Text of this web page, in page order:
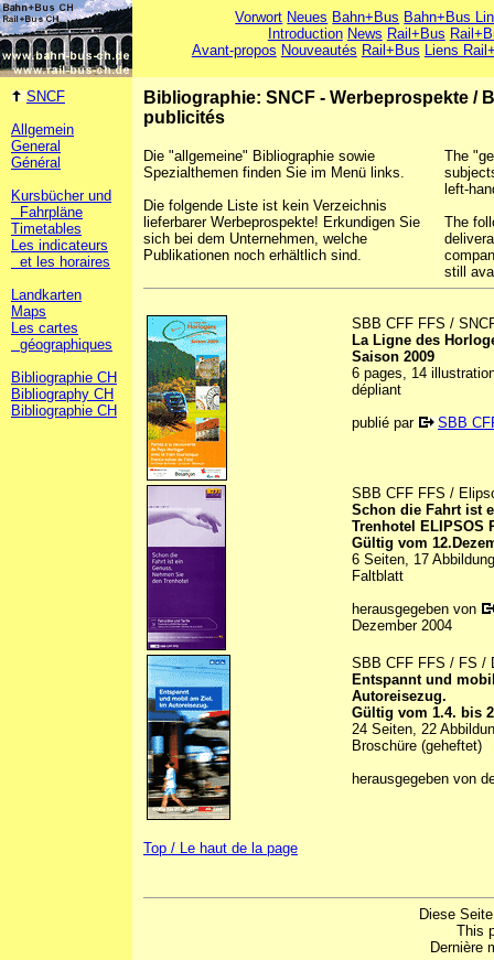
Vorwort Neues Bahn+Bus Bahn+Bus
Introduction News Rail+Bus
Avant-propos Nouveautés Rail+Bus Liens
SNCF
Allgemein
General
Général
Kursbücher und
Fahrpläne
Timetables
Les indicateurs
et les horaires
Landkarten
Maps
Les cartes
géographiques
Bibliographie CH
Bibliography CH
Bibliographie CH
Bibliographie: SNCF - Werbeprospekte /
publicités
Die "allgemeine" Bibliographie sowie
Spezialthemen finden Sie im Menü links.
Die folgende Liste ist kein Verzeichnis
lieferbarer Werbeprospekte! Erkundigen Sie
sich bei dem Unternehmen, welche
Publikationen noch erhältlich sind.
The
left-
The
still
SBB CFF FFS /
La Ligne des
Saison 2009
6 pages, 14
dépliant
publié par
SBB
SBB CFF FFS /
Schon die Fahrt ist
Trenhotel ELIPSOS
Gültig vom
6 Seiten, 17
Faltblatt
herausgegeben von
Dezember 2004
SBB CFF FFS / FS /
Entspannt und
Autoreisezug.
Gültig vom 1.4. bis
24 Seiten, 22
Broschüre (geheftet)
herausgegeben von
Top / Le haut de la page
Diese
This
Dernière